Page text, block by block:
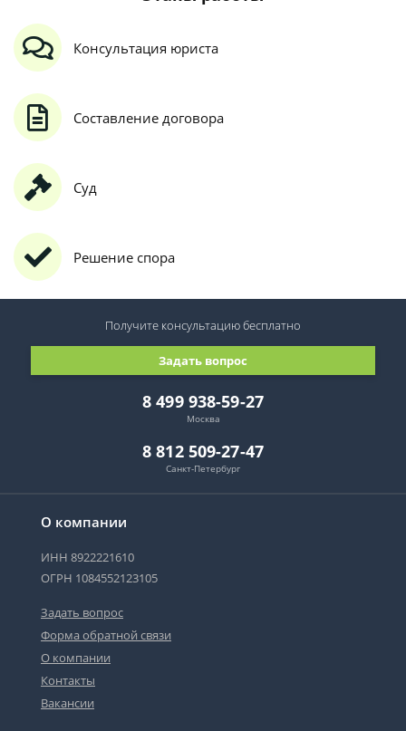
Консультация юриста
Составление договора
Суд
Решение спора
О компании
ИНН 8922221610
ОГРН 1084552123105
Задать вопрос
Форма обратной связи
О компании
Контакты
Вакансии
8 499 938-59-27
Москва
8 812 509-27-47
Санкт-Петербург
Задать вопрос
Получите консультациюбесплатно